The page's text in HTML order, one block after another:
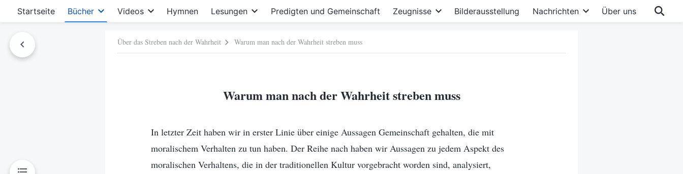
Startseite Bücher Videos Hymnen Lesungen Predigten und Gemeinschaft Zeugnisse Bilderausstellung Nachrichten Über uns
Über das Streben nach der Wahrheit Warum man nach der Wahrheit streben muss
Warum man nach der Wahrheit streben muss
In letzter Zeit haben wir in erster Linie über einige Aussagen Gemeinschaft gehalten, die mit
moralischem Verhalten zu tun haben. Der Reihe nach haben wir Aussagen zu jedem Aspekt des
moralischen Verhaltens, die in der traditionellen Kultur vorgebracht worden sind, analysiert,